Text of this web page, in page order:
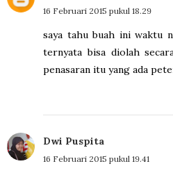
16 Februari 2015 pukul 18.29
saya tahu buah ini waktu
ternyata bisa diolah
penasaran itu yang ada
Dwi Puspita
16 Februari 2015 pukul 19.41